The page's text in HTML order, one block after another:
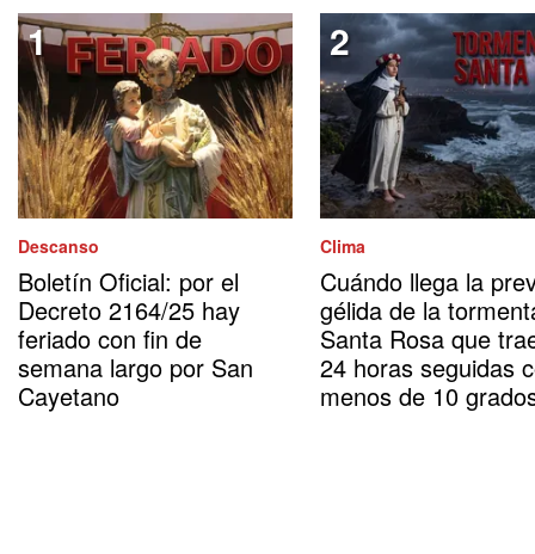
Descanso
Boletín Oficial: por el
Decreto 2164/25 hay
feriado con fin de
semana largo por San
Cayetano
Clima
Cuándo llega la
gélida de la
Santa Rosa que
24 horas seguidas
menos de 10